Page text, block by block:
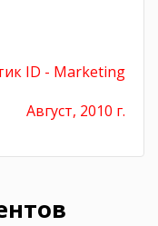
ID - Marketing
Август, 2010 г.